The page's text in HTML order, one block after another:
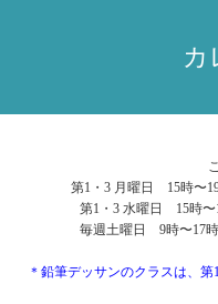
カ
第1・3 月曜日 15時〜
第1・3 水曜日 15時
毎週土曜日 9時〜17
＊鉛筆デッサンのクラスは、